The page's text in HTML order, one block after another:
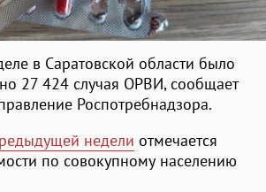
в Саратовской области было
27 424 случая ОРВИ, сообщает
Роспотребнадзора.
недели отмечается
по совокупному населению